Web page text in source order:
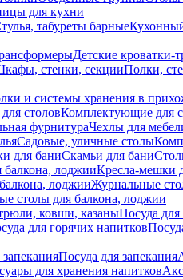
для кухни
табуреты барные
Детские кроватки-
стенки, секцииПолки,
и системы хранения в
столовКомплектующие для
фурнитураЧехлы для
Садовые, уличные столы
для баниСкамьи для бани
лоджииКресла-мешки
лоджииЖурнальные
столы для балкона, лоджии
ковши, казаныПосуда
для горячих напитков
Посуда для запекания
для хранения напитков